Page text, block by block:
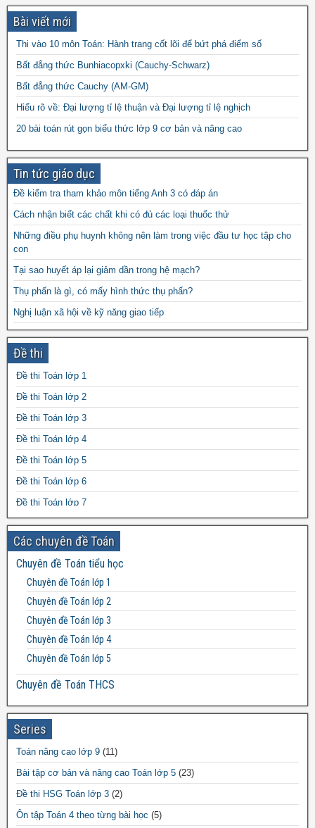
9 đề thi hsg toán 6
đề thi
hsg toán 8đề thi hsg toán 9 đề thi olympic
toán đề thi thử vào 10 đề thi toán chuyên
vào 10 môn toán năm 2022đề thi vào
10 môn toán năm 2023 đề thi vào 10 môn toán
năm 2024
Bài viết mới
Thi vào 10 môn Toán: Hành trang cốt lõi để bứt phá điểm số
Bất đẳng thức Bunhiacopxki (Cauchy-Schwarz)
Bất đẳng thức Cauchy (AM-GM)
Hiểu rõ về: Đại lượng tỉ lệ thuận và Đại lượng tỉ lệ nghịch
20 bài toán rút gọn biểu thức lớp 9 cơ bản và nâng cao
Tin tức giáo dục
Đề kiểm tra tham khảo môn tiếng Anh 3 có đáp án
Cách nhận biết các chất khi có đủ các loại thuốc thử
Những điều phụ huynh không nên làm trong việc đầu tư học tập cho
con
Tại sao huyết áp lại giảm dần trong hệ mạch?
Thụ phấn là gì, có mấy hình thức thụ phấn?
Nghị luận xã hội về kỹ năng giao tiếp
Giáo án Giáo dục công dân 8 powerpoint
Bài tập bổ trợ tiếng Anh 3 – cô Trang
Dump là gì?
Giáo án Ngữ Văn 9 powerpoint
Đề thi
Đề thi Toán lớp 1
Đề thi Toán lớp 2
Đề thi Toán lớp 3
Đề thi Toán lớp 4
Đề thi Toán lớp 5
Đề thi Toán lớp 6
Đề thi Toán lớp 7
Đề thi Toán lớp 8
Đề thi Toán lớp 9
Đề thi Toán lớp 10
Đề thi Toán lớp 11
Đề thi Toán lớp 12
Các chuyên đề Toán
Chuyên đề Toán tiểu học
Chuyên đề Toán lớp 1
Chuyên đề Toán lớp 2
Chuyên đề Toán lớp 3
Chuyên đề Toán lớp 4
Chuyên đề Toán lớp 5
Chuyên đề Toán THCS
Bất đẳng thức THCS
Chuyên đề Toán lớp 6
Chuyên đề Toán lớp 7
Chuyên đề Toán lớp 8
Chuyên đề Toán lớp 9
Chuyên đề Toán THPT
Chuyên đề Toán lớp 10
Series
Toán nâng cao lớp 9 (11)
Bài tập cơ bản và nâng cao Toán lớp 5 (23)
Đề thi HSG Toán lớp 3 (2)
Ôn tập Toán 4 theo từng bài học (5)